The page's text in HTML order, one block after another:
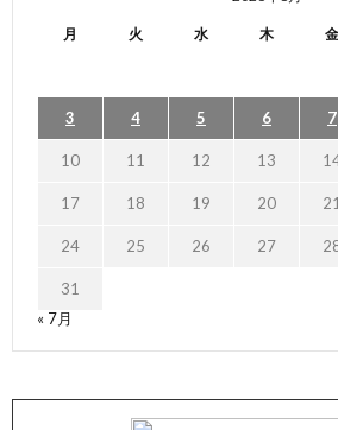
月 火 水 木 金
3 4 5 6 7
10 11 12 13
17 18 19 20
24 25 26 27
31
« 7月